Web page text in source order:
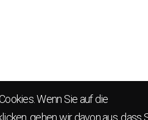
Wenn Sie auf die
gehen wir davon aus, dass